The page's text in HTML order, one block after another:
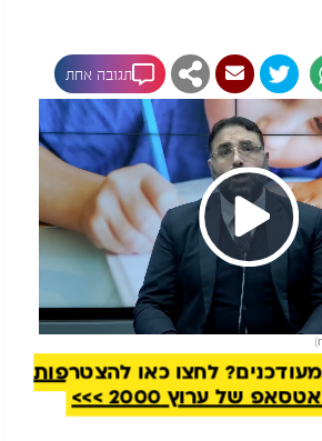
תגובה אחת
להמשך קריאה
לחצו כאן להצטרפות
של ערוץ 2000 >>>